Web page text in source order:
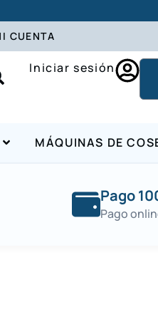
CUENTA
Iniciar sesión
MÁQUINAS DE
Pago
Pago